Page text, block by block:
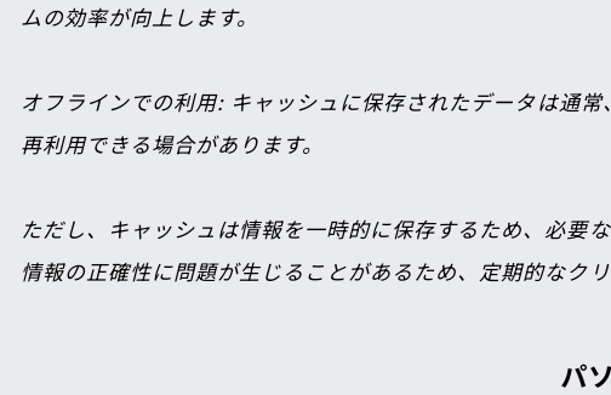
ムの効率が向上します。
オフラインでの利用: キャッシュに保存されたデータは通
再利用できる場合があります。
ただし、キャッシュは情報を一時的に保存するため、必要
情報の正確性に問題が生じることがあるため、定期的なクリ
パ